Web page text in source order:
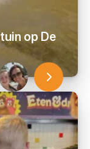
op De